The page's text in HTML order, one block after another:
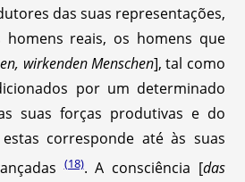
das suas representações,
homens reais, os homens que
wirkenden Menschen], tal como
por um determinado
suas forças produtivas e do
corresponde até às suas
(18). A consciência [das